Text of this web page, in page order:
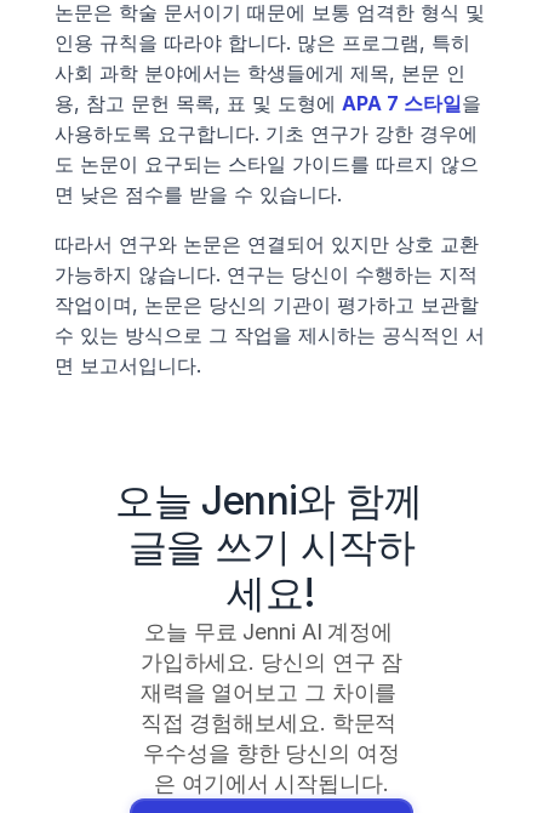
논문은 학술 문서이기 때문에 보통 엄격한 형식 및
인용 규칙을 따라야 합니다. 많은 프로그램, 특히
사회 과학 분야에서는 학생들에게 제목, 본문 인
용, 참고 문헌 목록, 표 및 도형에 APA 7 스타일을
사용하도록 요구합니다. 기초 연구가 강한 경우에
도 논문이 요구되는 스타일 가이드를 따르지 않으
면 낮은 점수를 받을 수 있습니다.
따라서 연구와 논문은 연결되어 있지만 상호 교환
가능하지 않습니다. 연구는 당신이 수행하는 지적
작업이며, 논문은 당신의 기관이 평가하고 보관할
수 있는 방식으로 그 작업을 제시하는 공식적인 서
면 보고서입니다.
오늘 Jenni와 함께
글을 쓰기 시작하
세요!
오늘 무료 Jenni AI 계정에
가입하세요. 당신의 연구 잠
재력을 열어보고 그 차이를
직접 경험해보세요. 학문적
우수성을 향한 당신의 여정
은 여기에서 시작됩니다.